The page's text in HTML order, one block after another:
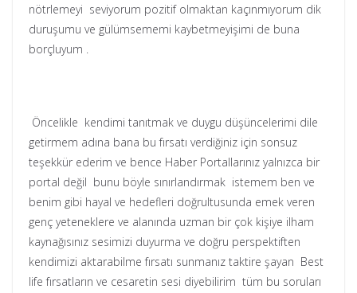
nötrlemeyi seviyorum pozitif olmaktan kaçınmıyorum dik
duruşumu ve gülümsememi kaybetmeyişimi de buna
borçluyum .
Öncelikle kendimi tanıtmak ve duygu düşüncelerimi dile
getirmem adına bana bu fırsatı verdiğiniz için sonsuz
teşekkür ederim ve bence Haber Portallarınız yalnızca bir
portal değil bunu böyle sınırlandırmak istemem ben ve
benim gibi hayal ve hedefleri doğrultusunda emek veren
genç yeteneklere ve alanında uzman bir çok kişiye ilham
kaynağısınız sesimizi duyurma ve doğru perspektiften
kendimizi aktarabilme fırsatı sunmanız taktire şayan Best
life fırsatların ve cesaretin sesi diyebilirim tüm bu soruları